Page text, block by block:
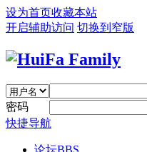
设为首页收藏本站
开启辅助访问 切换到窄版
密码
快捷导航
论坛BBS